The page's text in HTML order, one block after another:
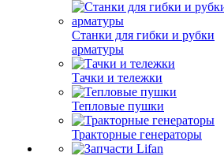
Станки для гибки и рубки
арматуры
Тачки и тележки
Тепловые пушки
Тракторные генераторы